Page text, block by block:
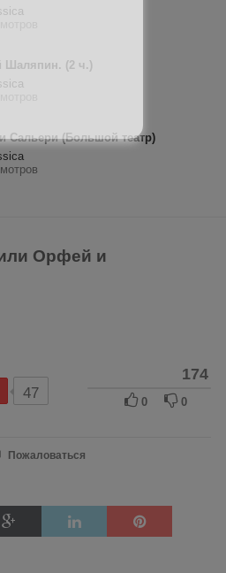
Шаляпин. (2 ч.)
Сальери (Большой театр)
Орфей и
47
174
0 0
Пожаловаться